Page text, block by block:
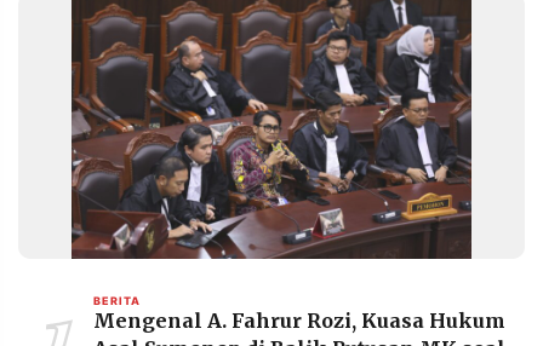
Resolusi.co
RESOLUSI
MEDIA
PRAMUDITA
BERITA
Mengenal A. Fahrur Rozi, Kuasa Hukum